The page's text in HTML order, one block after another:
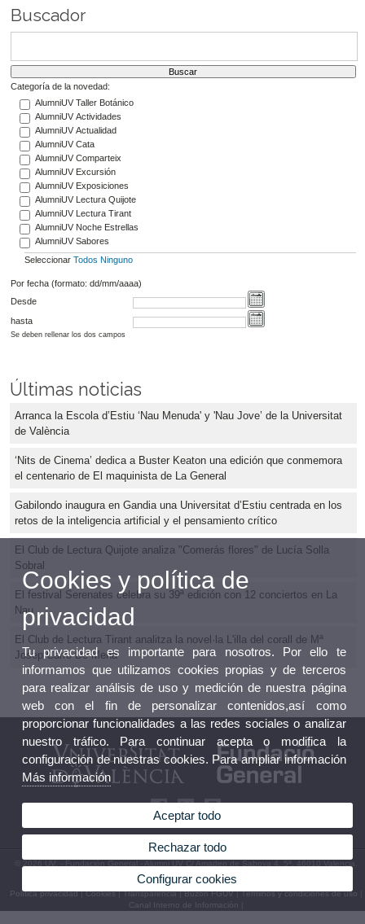
Buscador
Categoría de la novedad:
AlumniUV Taller Botánico
AlumniUV Actividades
AlumniUV Actualidad
AlumniUV Cata
AlumniUV Comparteix
AlumniUV Excursión
AlumniUV Exposiciones
AlumniUV Lectura Quijote
AlumniUV Lectura Tirant
AlumniUV Noche Estrellas
AlumniUV Sabores
Seleccionar Todos Ninguno
Por fecha (formato: dd/mm/aaaa)
Desde
hasta
Se deben rellenar los dos campos
Últimas noticias
Arranca la Escola d’Estiu ‘Nau Menuda' y 'Nau Jove’ de la Universitat
de València
‘Nits de Cinema’ dedica a Buster Keaton una edición que conmemora
el centenario de El maquinista de La General
Gabilondo inaugura en Gandia una Universitat d’Estiu centrada en los
retos de la inteligencia artificial y el pensamiento crítico
El Club de Lectura Quijote analiza "Comerás flores" de Lucía Solla
Sobral
El festival Serenates celebra su 39ª edición con 12 conciertos en La
Nau
El Club de Lectura Tirant analitza la novel·la L'illa del corall de Mª
Josep Carro De Mena
© 2026 UV. - Fundación General - Alumni UV C/ Amadeo de Saboya 4, 5ª, 46010 Valencia.
Tel: (+34) 96 353 10 70
Política privacidad|Cookies|Transparencia|Buzón FGUV|Términos y condiciones de uso
Canal Interno de Información
Cookies y política de
privacidad
Tu privacidad es importante para nosotros. Por ello te
informamos que utilizamos cookies propias y de terceros
para realizar análisis de uso y medición de nuestra página
web con el fin de personalizar contenidos,así como
proporcionar funcionalidades a las redes sociales o analizar
nuestro tráfico. Para continuar acepta o modifica la
configuración de nuestras cookies. Para ampliar información
Más información
Aceptar todo
Rechazar todo
Configurar cookies